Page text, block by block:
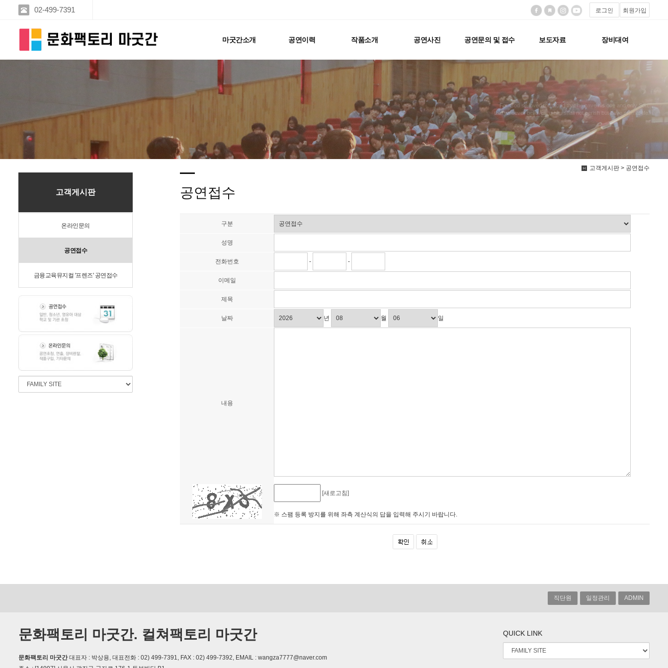
02-499-7391 로그인 회원가입
마굿간소개 공연이력 작품소개 공연사진 공연문의 및 접수 보도자료 장비대여
For God so loved the world that he gave his one and only Son,
that whoever believes in him shall not perish but have eternal life.
고객게시판 > 공연접수
고객게시판
온라인문의
공연접수
금융교육뮤지컬 '프렌즈' 공연접수
공연접수
구분
성명
전화번호 - -
이메일
제목
날짜 년 월 일
내용
[새로고침]
※ 스팸 등록 방지를 위해 좌측 계산식의 답을 입력해 주시기 바랍니다.
직단원 일정관리 ADMIN
문화팩토리 마굿간. 컬쳐팩토리 마굿간
문화팩토리 마굿간대표자 : 박상용, 대표전화 : 02) 499-7391, FAX : 02) 499-7392, EMAIL : wangza7777@naver.com
QUICK LINK